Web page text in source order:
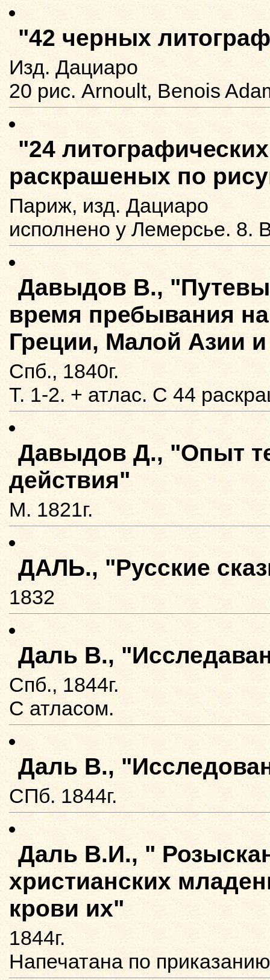
"42 черных
Изд. Дациаро
20 рис. Arnoult, Benois
"24
раскрашеных по
Париж, изд. Дациаро
исполнено у Лемерсье. 8.
Давыдов В.,
время пребывания
Греции, Малой Азии и
Спб., 1840г.
Т. 1-2. + атлас. С 44
Давыдов Д., "Опыт
действия"
М. 1821г.
ДАЛЬ., "Русские
1832
Даль В.,
Спб., 1844г.
С атласом.
Даль В.,
СПб. 1844г.
Даль В.И., "
христианских
крови их"
1844г.
Напечатана по